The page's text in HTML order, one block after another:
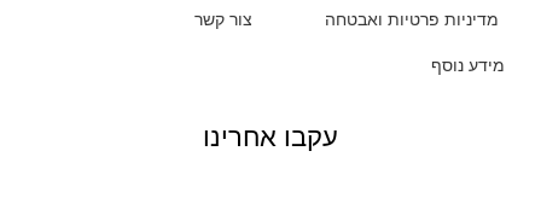
מדיניות פרטיות ואבטחה
מידע נוסף
צור קשר
עקבו אחרינו